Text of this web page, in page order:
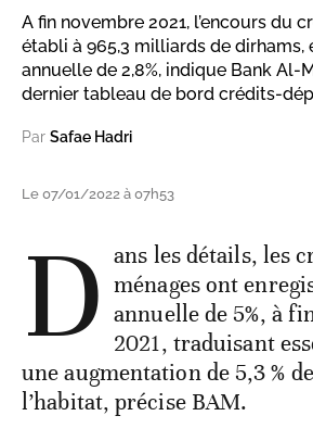
A fin novembre 2021, l’encours du
établi à 965,3 milliards de dirhams,
annuelle de 2,8%, indique Bank Al-
dernier tableau de bord crédits-
Par Safae Hadri
Le 07/01/2022 à 07h53
D ans les détails, les
ménages ont
annuelle de 5%, à
2021, traduisant
une augmentation de 5,3 %
l’habitat, précise BAM.